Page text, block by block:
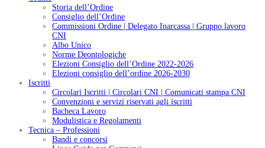
Storia dell’Ordine
Consiglio dell’Ordine
Commissioni Ordine | Delegato Inarcassa | Gruppo lavoro
CNI
Albo Unico
Norme Deontologiche
Elezioni Consiglio dell’Ordine 2022-2026
Elezioni consiglio dell’ordine 2026-2030
Iscritti
Circolari Iscritti | Circolari CNI | Comunicati stampa CNI
Convenzioni e servizi riservati agli iscritti
Bacheca Lavoro
Modulistica e Regolamenti
Tecnica – Professioni
Bandi e concorsi